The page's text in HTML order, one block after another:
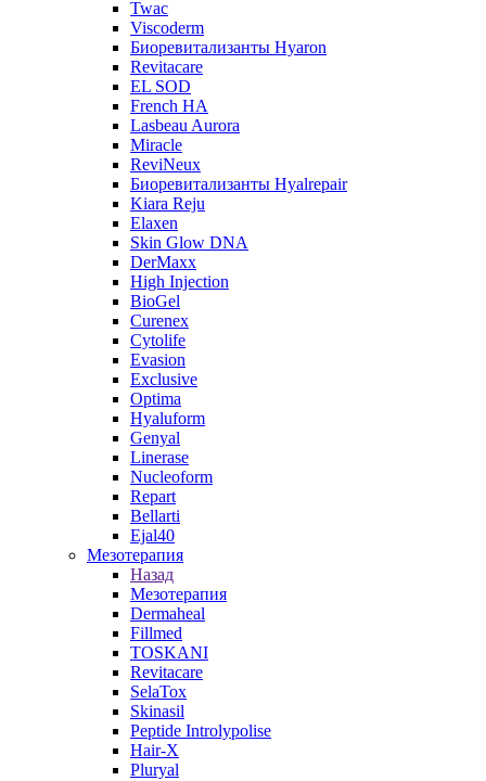
Twac
Viscoderm
Биоревитализанты Hyaron
Revitacare
EL SOD
French HA
Lasbeau Aurora
Miracle
ReviNeux
Биоревитализанты Hyalrepair
Kiara Reju
Elaxen
Skin Glow DNA
DerMaxx
High Injection
BioGel
Curenex
Cytolife
Evasion
Exclusive
Optima
Hyaluform
Genyal
Linerase
Nucleoform
Repart
Bellarti
Ejal40
Мезотерапия
Назад
Мезотерапия
Dermaheal
Fillmed
TOSKANI
Revitacare
SelaTox
Skinasil
Peptide Introlypolise
Hair-X
Pluryal